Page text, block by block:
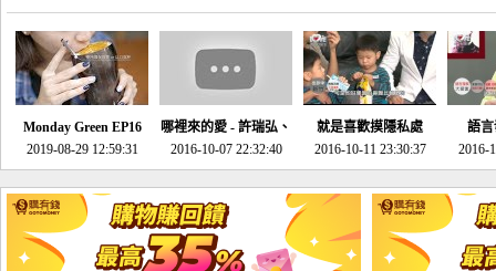
館(謝佳凌)
Monday Green EP16
超意外~環保原來可以
邊玩邊做！
2019-08-29 12:59:31
哪裡來的愛 - 許瑞弘、
李其芬
2016-10-07 22:32:40
就是喜歡摸隱私處
2016-10-11 23:30:37
語
2016-